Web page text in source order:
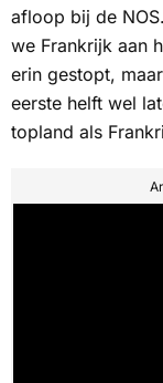
afloop bij de NOS
we Frankrijk aan
erin gestopt,
eerste helft wel
topland als